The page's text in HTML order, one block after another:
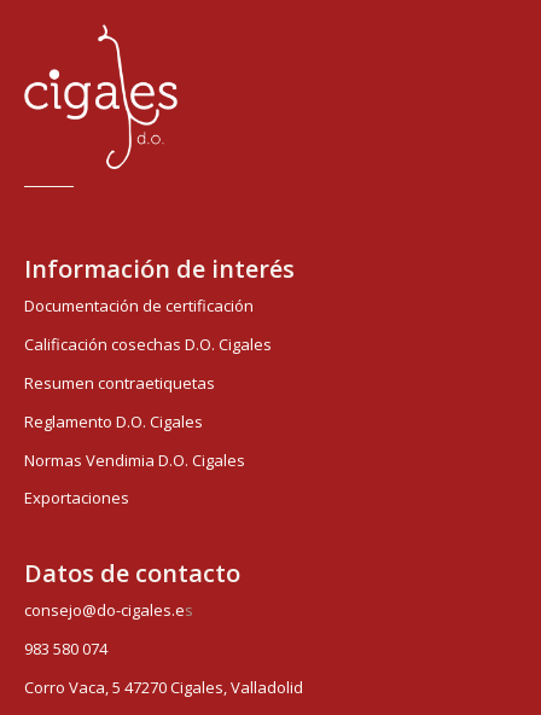
Información de interés
Documentación de certificación
Calificación cosechas D.O. Cigales
Resumen contraetiquetas
Reglamento D.O. Cigales
Normas Vendimia D.O. Cigales
Exportaciones
Datos de contacto
consejo@do-cigales.es
983 580 074
Corro Vaca, 5 47270 Cigales, Valladolid